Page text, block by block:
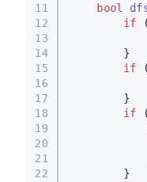
11
12
13
14
15
16
17
18
19
20
21
22
bool
if
        }
if
        }
if
        }